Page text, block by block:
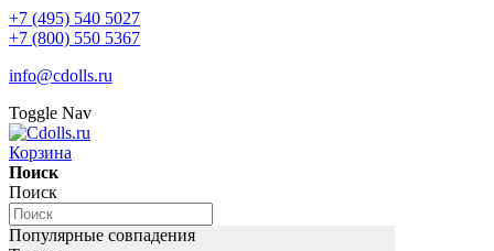
+7 (495) 540 5027
+7 (800) 550 5367
info@cdolls.ru
Toggle Nav
Корзина
Поиск
Поиск
Популярные совпадения